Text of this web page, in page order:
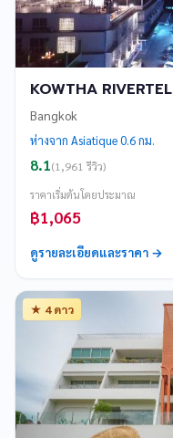
KOWTHA RIVERTEL
Bangkok
ห่างจาก Asiatique 0.6 กม.
8.1(1,961 รีวิว)
ราคาเริ่มต้นโดยประมาณ
฿1,065
ดูรายละเอียดและราคา →
★ 4 ดาว